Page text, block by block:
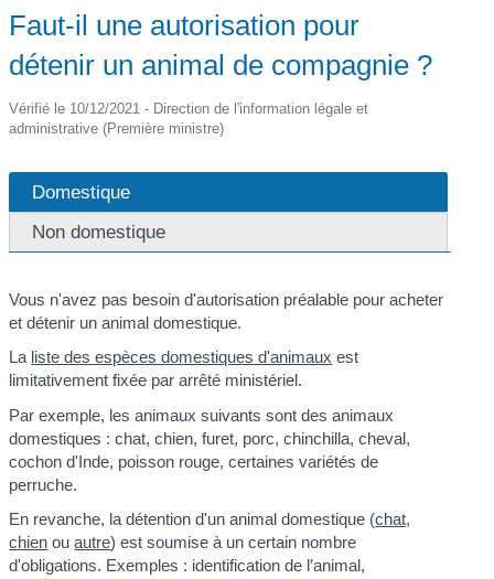
Faut-il une autorisation pour
détenir un animal de compagnie ?
Vérifié le 10/12/2021 - Direction de l'information légale et
administrative (Première ministre)
Domestique
Non domestique
Vous n'avez pas besoin d'autorisation préalable pour acheter
et détenir un animal domestique.
La liste des espèces domestiques d'animaux est
limitativement fixée par arrêté ministériel.
Par exemple, les animaux suivants sont des animaux
domestiques : chat, chien, furet, porc, chinchilla, cheval,
cochon d'Inde, poisson rouge, certaines variétés de
perruche.
En revanche, la détention d'un animal domestique (chat,
chien ouautre) est soumise à un certain nombre
d'obligations. Exemples : identification de l’animal,